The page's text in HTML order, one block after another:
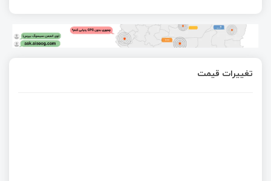
تغییرات قیمت